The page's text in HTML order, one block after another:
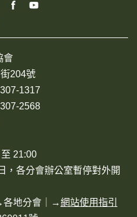
會
204號
1317
2568
21:00
，各分會辦公室暫停對外開
各地分會 ｜→網站使用指引